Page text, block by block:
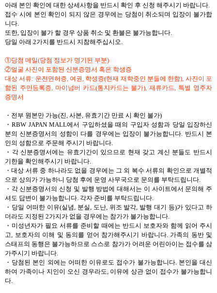
아래 본인 확인에 대한 상세사항을 반드시 확인 후 신청 해주시기 바랍니다.
접수 시에 본인 확인이 되지 않은 경우에는 당첨이 취소되며 입장이 불가합
니다.
또한, 입장이 불가 할 경우 상품 취소 및 환불은 불가능합니다.
당일 아래 2가지를 반드시 지참해주십시오.
①당첨 메일(당첨 정보가 명기된 부분)
②얼굴 사진이 포함된 신분증명서 혹은 학생증
대상 서류: 운전면허증, 여권, 학생증(현재 재학중인 분들에 한함), 사진이 포
함된 주민등록증, 마이넘버 카드(통지카드는 불가), 재류카드, 특별 영주자
증명서
・전부 원본만 가능(진, 사본, 유효기간 만료 시 확인 불가)
・RBW JAPAN MALL에서 구입하셨을 때의 구입자 성함과 당일 입장하신
분의 신분증명서의 성함이 다를 경우에는 입장이 불가능합니다. 반드시 본
인의 성함으로 주문해 주시기 바랍니다.
・각 신분증명서에는 유효기간이 있으므로 현재 갖고 계신 분들도 반드시
기한을 확인해주시기 바랍니다.
・대상 서류 중 하나라도 없을 경우에는 그 외 복수 서류의 확인으로 개별적
으로 상의가 가능하니 당첨 후에 운영 사무국으로 문의를 부탁드립니다.
・각 신분증명서의 신청 및 발행 방법에 대해서는 이 사이트에서 문의해 주
셔도 답변이 불가능합니다. 각자 준비를 부탁드립니다.
・당일 어떠한 이유(실념, 분실, 도난, 위조 발각, 발행 대기 등)가 있다고 하
더라도 지정된 2가지가 없을 경우에는 참가가 불가능합니다.
・미성년자가 필요 서류를 준비할 때에는 반드시 보호자와 함께 읽어 주시
고, 보호자의 이해 및 동의를 얻어 참가해주시기 바랍니다. 가족의 동반 및
스태프의 동행은 불가능하므로 스스로 참가가 어려운 어린아이는 접수를 삼
가주시기 바랍니다.
・당첨된 본인 외에는 어떠한 이유로도 접수가 불가능합니다. 본인을 대신
하여 가족이나 지인이 오신 경우라도, 이유에 상관 없이 접수가 불가능합니
다.